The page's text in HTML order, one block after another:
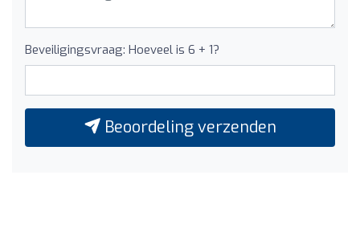
Beveiligingsvraag: Hoeveel is 6 + 1?
Beoordeling verzenden